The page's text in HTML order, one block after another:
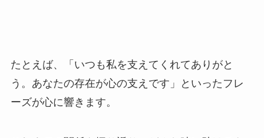
たとえば、
「いつも私を支えてくれてありがと
う。あなたの存在が心の支えです」といったフレ
ーズが心に響きます。